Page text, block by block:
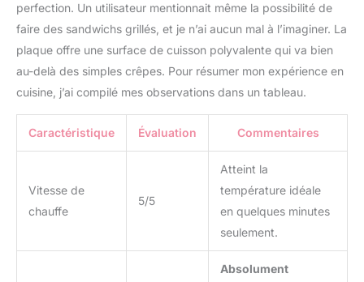
perfection. Un utilisateur mentionnait même la possibilité de
faire des sandwichs grillés, et je n’ai aucun mal à l’imaginer. La
plaque offre une surface de cuisson polyvalente qui va bien
au-delà des simples crêpes. Pour résumer mon expérience en
cuisine, j’ai compilé mes observations dans un tableau.
Caractéristique Évaluation Commentaires
Vitesse de
chauffe
5/5
Atteint la
température idéale
en quelques minutes
seulement.
Absolument